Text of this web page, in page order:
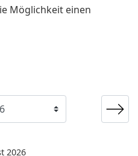
Möglichkeit einen
2026